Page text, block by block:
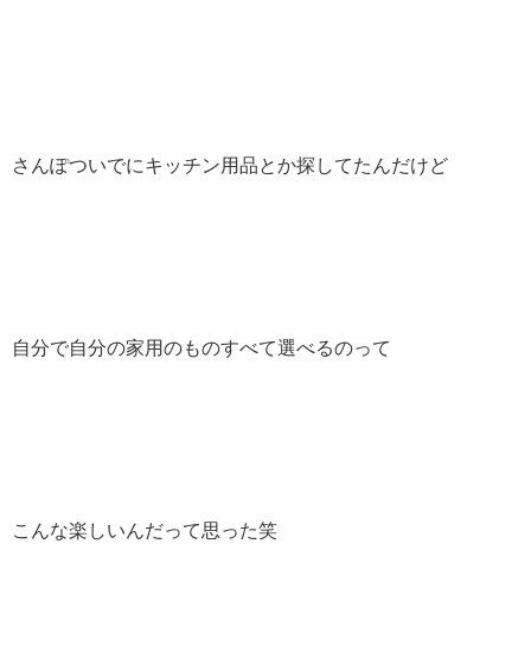
さんぽついでにキッチン用品とか探してたんだけど
自分で自分の家用のものすべて選べるのって
こんな楽しいんだって思った笑